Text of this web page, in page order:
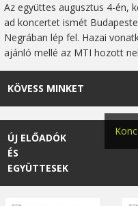
Az együttes augusztus 4-én,
ad koncertet ismét
Negrában lép fel. Hazai
ajánló mellé az MTI hozott
KÖVESS MINKET
ÚJ ELŐADÓK
ÉS
EGYÜTTESEK